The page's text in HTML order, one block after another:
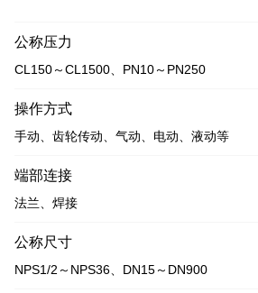
公称压力
CL150～CL1500、PN10～PN250
操作方式
手动、齿轮传动、气动、电动、液动等
端部连接
法兰、焊接
公称尺寸
NPS1/2～NPS36、DN15～DN900